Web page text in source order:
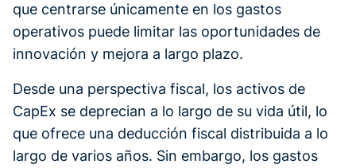
que centrarse únicamente en los gastos
operativos puede limitar las oportunidades de
innovación y mejora a largo plazo.
Desde una perspectiva fiscal, los activos de
CapEx se deprecian a lo largo de su vida útil, lo
que ofrece una deducción fiscal distribuida a lo
largo de varios años. Sin embargo, los gastos